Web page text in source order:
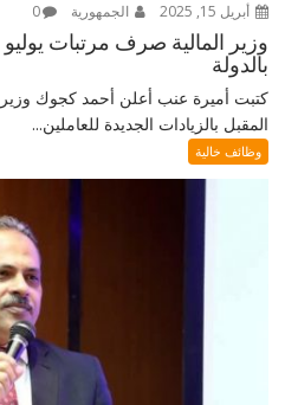
أبريل 15, 2025 الجمهورية 0
وزير المالية صرف مرتبات يوليو
بالدولة
كتبت أميرة عنب أعلن أحمد كجوك
المقبل بالزيادات الجديدة للعاملين...
وظائف خالية